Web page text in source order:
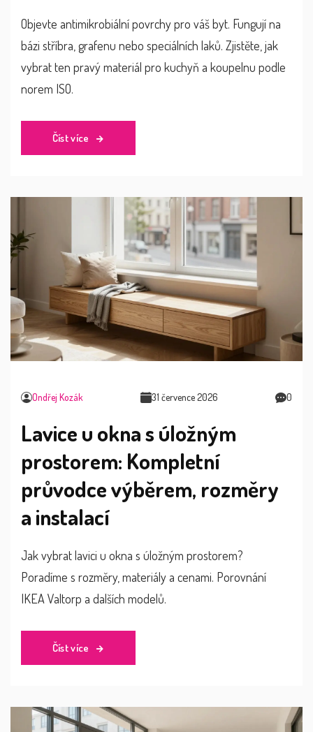
Objevte antimikrobiální povrchy pro váš byt. Fungují na
bázi stříbra, grafenu nebo speciálních laků. Zjistěte, jak
vybrat ten pravý materiál pro kuchyň a koupelnu podle
norem ISO.
Číst více
Ondřej Kozák 31 července 2026 0
Lavice u okna s úložným
prostorem: Kompletní
průvodce výběrem, rozměry
a instalací
Jak vybrat lavici u okna s úložným prostorem?
Poradíme s rozměry, materiály a cenami. Porovnání
IKEA Valtorp a dalších modelů.
Číst více